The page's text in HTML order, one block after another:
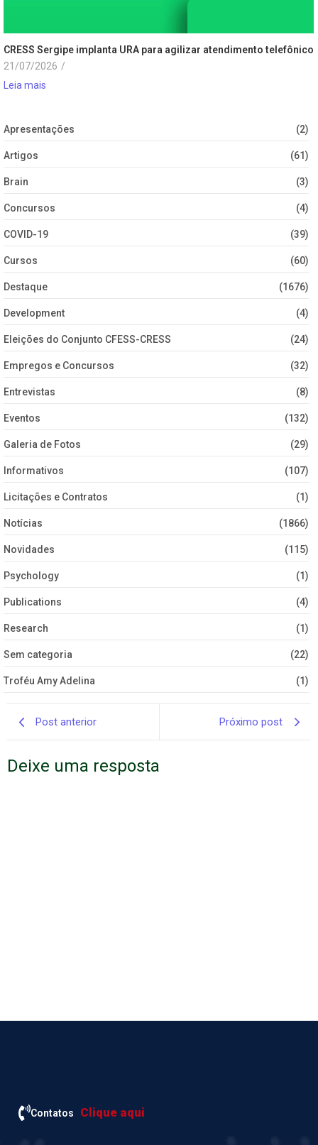
CRESS Sergipe implanta URA para agilizar atendimento telefônico
21/07/2026 /
Leia mais
Apresentações (2)
Artigos (61)
Brain (3)
Concursos (4)
COVID-19 (39)
Cursos (60)
Destaque (1676)
Development (4)
Eleições do Conjunto CFESS-CRESS (24)
Empregos e Concursos (32)
Entrevistas (8)
Eventos (132)
Galeria de Fotos (29)
Informativos (107)
Licitações e Contratos (1)
Notícias (1866)
Novidades (115)
Psychology (1)
Publications (4)
Research (1)
Sem categoria (22)
Troféu Amy Adelina (1)
Post anterior Próximo post
Deixe uma resposta
Contatos Clique aqui